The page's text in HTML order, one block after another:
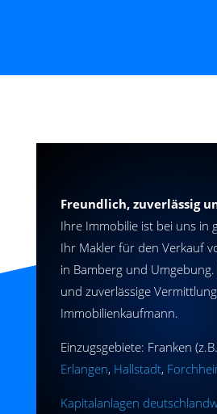
Freundlich, zuverlässig
Ihre Immobilie ist bei uns in
Ihr Makler für den Verkauf
in Bamberg und
und zuverlässige
Immobilienkaufmann.
Einzugsgebiete: Franken (z.B.
Erlangen, Hallstadt,
Kapitalanlagen